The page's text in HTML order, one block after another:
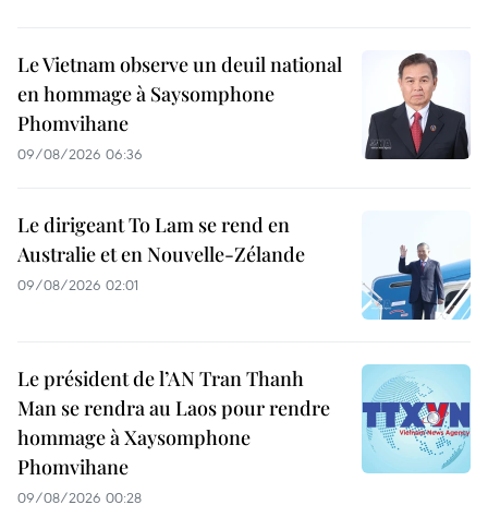
Le Vietnam observe un deuil national
en hommage à Saysomphone
Phomvihane
09/08/2026 06:36
Le dirigeant To Lam se rend en
Australie et en Nouvelle-Zélande
09/08/2026 02:01
Le président de l’AN Tran Thanh
Man se rendra au Laos pour rendre
hommage à Xaysomphone
Phomvihane
09/08/2026 00:28